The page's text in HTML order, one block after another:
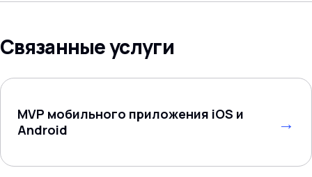
Связанные услуги
MVP мобильного приложения iOS и
Android